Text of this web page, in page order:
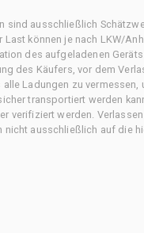
sind ausschließlich
Last können je nach LKW/
des aufgeladenen
des Käufers, vor dem
Ladungen zu vermessen,
transportiert werden
verifiziert werden.
nicht ausschließlich auf die